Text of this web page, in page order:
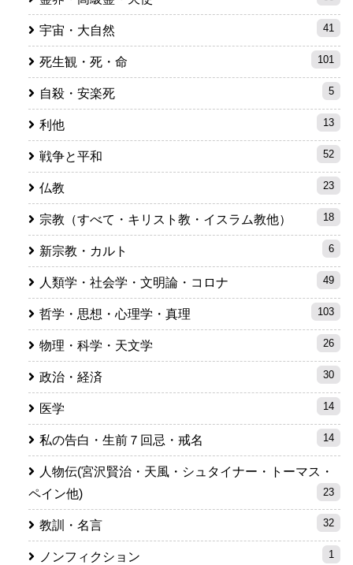
宇宙・大自然 41
死生観・死・命 101
自殺・安楽死 5
利他 13
戦争と平和 52
仏教 23
宗教（すべて・キリスト教・イスラム教他） 18
新宗教・カルト 6
人類学・社会学・文明論・コロナ 49
哲学・思想・心理学・真理 103
物理・科学・天文学 26
政治・経済 30
医学 14
私の告白・生前７回忌・戒名 14
人物伝(宮沢賢治・天風・シュタイナー・トーマス・
ペイン他)
23
教訓・名言 32
ノンフィクション 1